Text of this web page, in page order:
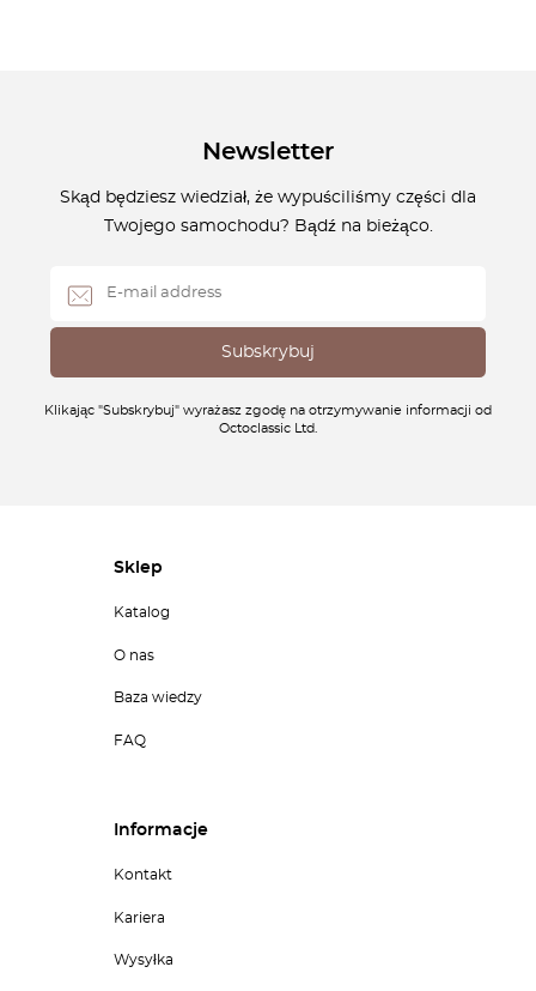
Newsletter
Skąd będziesz wiedział, że wypuściliśmy części dla
Twojego samochodu? Bądź na bieżąco.
Klikając "Subskrybuj" wyrażasz zgodę na otrzymywanie informacji od
Octoclassic Ltd.
Sklep
Katalog
O nas
Baza wiedzy
FAQ
Informacje
Kontakt
Kariera
Wysyłka